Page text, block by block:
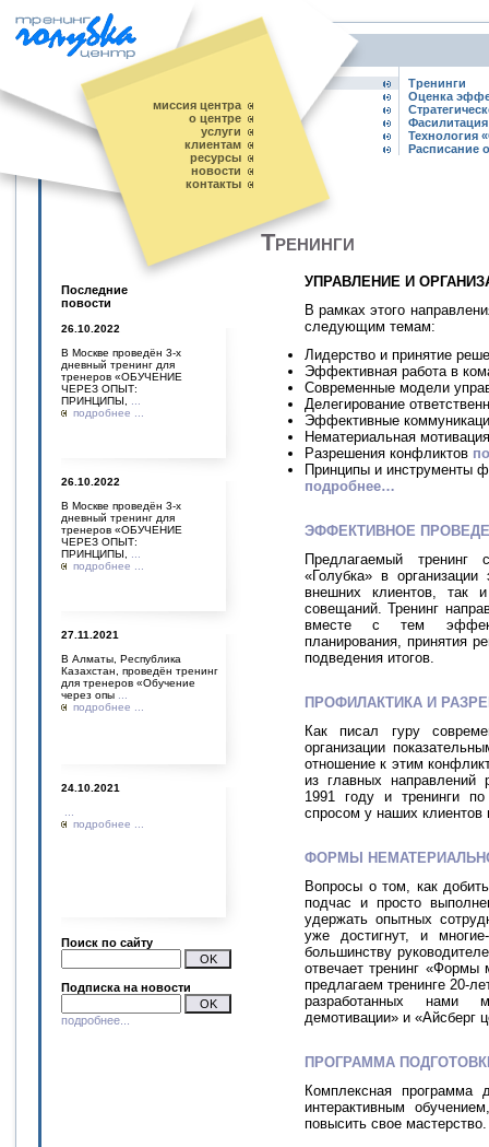
Тренинги
Оценка
Технология
Расписание
Последние
повости
26.10.2022
В Москве проведён 3-х
дневный тренинг для
тренеров «ОБУЧЕНИЕ
ЧЕРЕЗ ОПЫТ:
ПРИНЦИПЫ,
подробнее ...
26.10.2022
В Москве проведён 3-х
дневный тренинг для
тренеров «ОБУЧЕНИЕ
ЧЕРЕЗ ОПЫТ:
ПРИНЦИПЫ,
подробнее ...
27.11.2021
В Алматы, Республика
Казахстан, проведён тренинг
для тренеров «Обучение
через опы
подробнее ...
24.10.2021
подробнее ...
Поиск по сайту
Подписка на новости
подробнее...
Тренинги
УПРАВЛЕНИЕ И
В рамках этого
следующим темам:
Лидерство и принятие
Эффективная работа в
Современные модели
Делегирование
Эффективные
Нематериальная
Разрешения конфликтов
Принципы и инструменты
подробнее…
ЭФФЕКТИВНОЕ
Предлагаемый тренинг
«Голубка» в
внешних клиентов, так
совещаний. Тренинг
вместе с тем
планирования, принятия
подведения итогов.
ПРОФИЛАКТИКА И
Как писал гуру
организации
отношение к этим
из главных направлений
1991 году и тренинги
спросом у наших клиентов
ФОРМЫ
Вопросы о том, как
подчас и просто
удержать опытных
уже достигнут, и
большинству
отвечает тренинг «Формы
предлагаем тренинге 20-
разработанных нами
демотивации» и «Айсберг
ПРОГРАММА
Комплексная программа
интерактивным
повысить свое мастерство.
миссия центра
о центре
услуги
клиентам
ресурсы
новости
контакты